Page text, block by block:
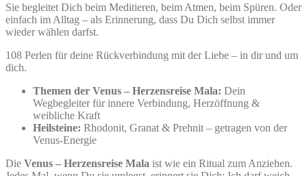
Sie begleitet Dich beim Meditieren, beim Atmen, beim Spüren. Oder
einfach im Alltag – als Erinnerung, dass Du Dich selbst immer
wieder wählen darfst.
108 Perlen für deine Rückverbindung mit der Liebe – in dir und um
dich.
Themen der Venus – Herzensreise Mala: Dein
Wegbegleiter für innere Verbindung, Herzöffnung &
weibliche Kraft
Heilsteine: Rhodonit, Granat & Prehnit – getragen von der
Venus-Energie
Die Venus – Herzensreise Mala ist wie ein Ritual zum Anziehen.